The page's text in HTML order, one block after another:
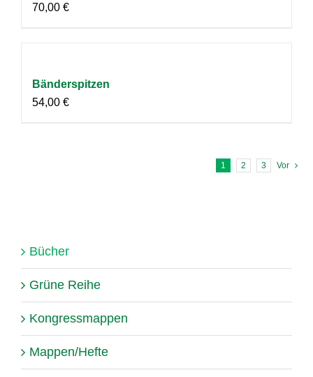
70,00 €
Bänderspitzen
54,00 €
1 2 3 Vor
Bücher
Grüne Reihe
Kongressmappen
Mappen/Hefte